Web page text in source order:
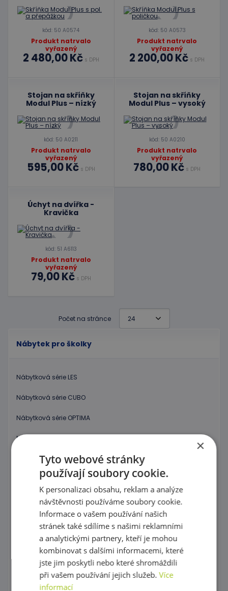
Nábytek pro školky
Nábytková série LES
Nábytková série CUBO
Nábytková série OPTIMA
Moduly FLEXI
Nábytková série PRIMA
Nábytková série Pastel
Nábytková série - Royal
Nábytková série život na farmě
Nábytková série MINTY
Skříňky a sestavy Džungle
Nábytková série FRESH
kód: 50 A0574
Produkt natrvalo
vyřazený
2 480,00 Kčs DPH
kód: 50 A0573
Produkt natrvalo
vyřazený
2 200,00 Kč s DPH
Stojan na skříňky
Modul Plus – nízký
kód: 50 A0211
Produkt natrvalo
vyřazený
595,00 Kčs DPH
Stojan na skříňky
Modul Plus – vysoký
kód: 50 A0210
Produkt natrvalo
vyřazený
780,00 Kč s DPH
Úchyt na dvířka -
Kravička
kód: 51 A6113
Produkt natrvalo
vyřazený
79,00 Kčs DPH
Počet na stránce
×
Tyto webové stránky
používají soubory cookie.
K personalizaci obsahu, reklam a analýze
návštěvnosti používáme soubory cookie.
Informace o vašem používání našich
stránek také sdílíme s našimi reklamními
a analytickými partnery, kteří je mohou
kombinovat s dalšími informacemi, které
jste jim poskytli nebo které shromáždili
při vašem používání jejich služeb.Více
informací